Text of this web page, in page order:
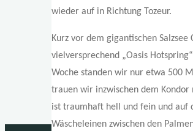
wieder auf in Richtung Tozeur.
Kurz vor dem gigantischen
vielversprechend „Oasis
Woche standen wir nur etwa 500
trauen wir inzwischen dem Kondor
ist traumhaft hell und fein und auf
Wäscheleinen zwischen den